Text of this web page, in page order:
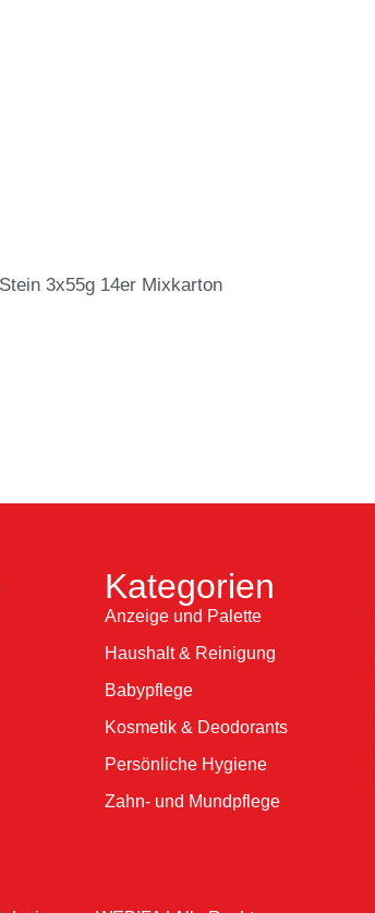
3x55g 14er Mixkarton
Kategorien
Anzeige und Palette
Haushalt & Reinigung
Babypflege
Kosmetik & Deodorants
Persönliche Hygiene
Zahn- und Mundpflege